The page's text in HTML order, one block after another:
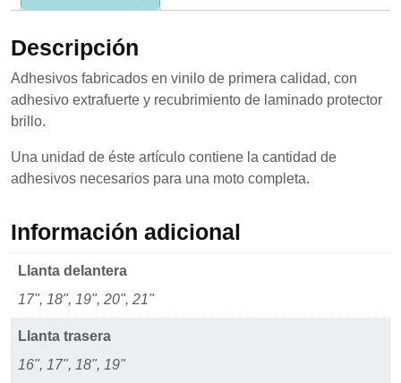
Descripción
Adhesivos fabricados en vinilo de primera calidad, con
adhesivo extrafuerte y recubrimiento de laminado protector
brillo.
Una unidad de éste artículo contiene la cantidad de
adhesivos necesarios para una moto completa.
Información adicional
Llanta delantera
17", 18", 19", 20", 21"
Llanta trasera
16", 17", 18", 19"
web.
Para que
nuestra web
funcione lo
durante tu
visita. Si
rechaza estas
funcionalidades
Marketing
Al compartir tus
comportamiento